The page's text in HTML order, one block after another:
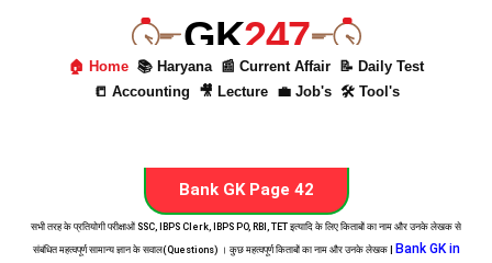
GK247
🏠 Home 📚 Haryana 📰 Current Affair
📝 Daily Test
📒 Accounting
🎥 Lecture 💼 Job's 🛠 Tool's
Bank GK Page 42
सभी तरह के प्रतियोगी परीक्षाओं SSC, IBPS Clerk, IBPS PO, RBI, TET इत्यादि के लिए किताबों का नाम और उनके लेखक से
संबंधित महत्वपूर्ण सामान्य ज्ञान के सवाल(Questions) । कुछ महत्वपूर्ण किताबों का नाम और उनके लेखक |
Bank GK in